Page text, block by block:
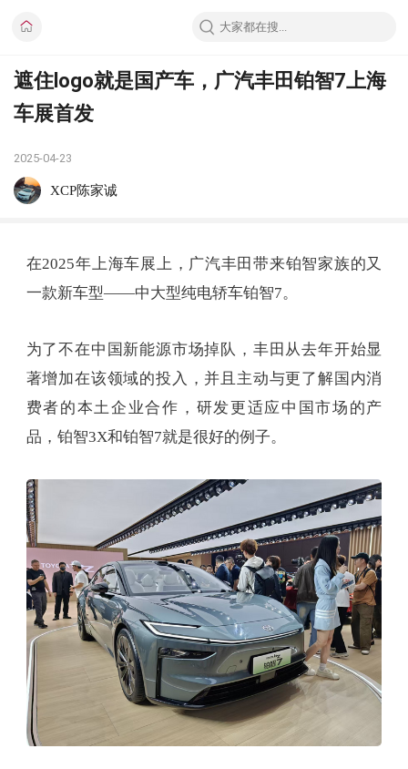
遮住logo就是国产车，广汽丰田铂智7上海
车展首发
2025-04-23
XCP陈家诚
在2025年上海车展上，广汽丰田带来铂智家族的又
一款新车型——中大型纯电轿车铂智7。
为了不在中国新能源市场掉队，丰田从去年开始显
著增加在该领域的投入，并且主动与更了解国内消
费者的本土企业合作，研发更适应中国市场的产
品，铂智3X和铂智7就是很好的例子。